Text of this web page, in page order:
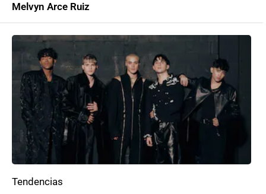
Melvyn Arce Ruiz
Tendencias